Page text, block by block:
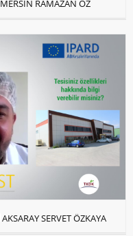
MERSİN RAMAZAN ÖZ
AKSARAY SERVET ÖZKAYA